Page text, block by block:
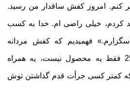
کنم. امروز کفش ساقدار من رسید.
کردم، خیلی راضی ام. خدا به کسب
فهمیدیم که کفش مردانه
Humtto مدل 250818A-4 فقط یه محصول نیست، یه همراه
کمتر کسی جرأت قدم گذاشتن توش